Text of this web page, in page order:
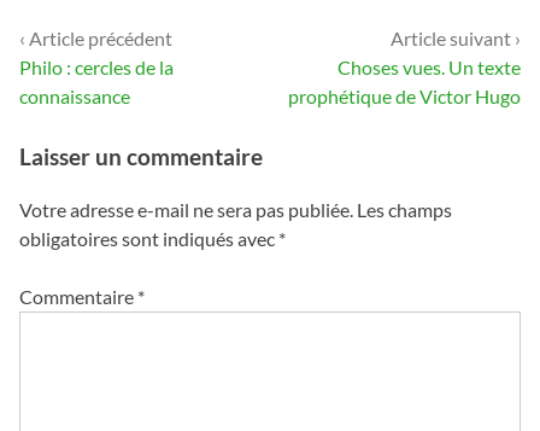
Navigation
de
l’article
‹ Article précédent
Philo : cercles de la
connaissance
Article suivant ›
Choses vues. Un texte
prophétique de Victor Hugo
Laisser un commentaire
Votre adresse e-mail ne sera pas publiée. Les champs
obligatoires sont indiqués avec *
Commentaire *